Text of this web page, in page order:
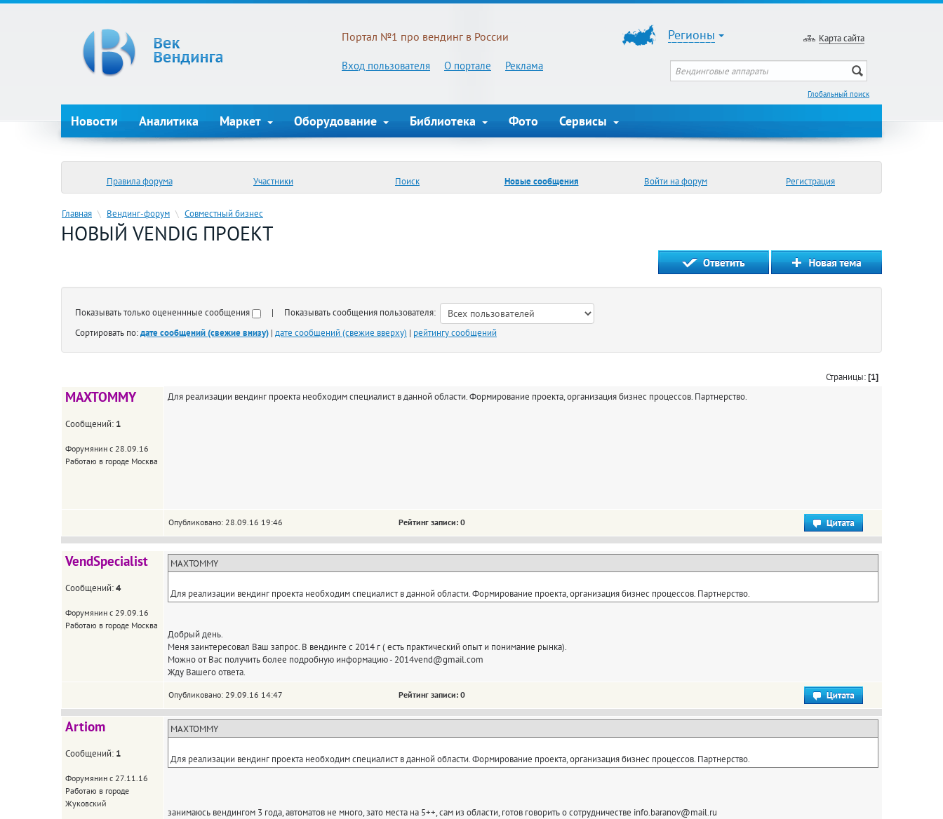
Портал №1 про вендинг в России
Вход пользователя О портале Реклама
Регионы Карта сайта
Глобальный поиск
Новости Аналитика Маркет Оборудование Библиотека Фото Сервисы
Правила форума Участники Поиск Новые сообщения Войти на форум Регистрация
Главная \ Вендинг-форум \ Совместный бизнес
НОВЫЙ VENDIG ПРОЕКТ
Показывать только оцененнные сообщения
| Показывать сообщения пользователя:
Сортировать по:дате сообщений (свежие внизу) | дате сообщений (свежие вверху) | рейтингу сообщений
Страницы:[1]
MAXTOMMY
Сообщений: 1
Форумянин с 28.09.16
Работаю в городе Москва
Для реализации вендинг проекта необходим специалист в данной области. Формирование проекта, организация бизнес процессов. Партнерство.
Опубликовано: 28.09.16 19:46 Рейтинг записи: 0
VendSpecialist
Сообщений:4
Форумянин с 29.09.16
Работаю в городе Москва
MAXTOMMY
Для реализации вендинг проекта необходим специалист в данной области. Формирование проекта, организация бизнес процессов. Партнерство.
Добрый день.
Меня заинтересовал Ваш запрос. В вендинге с 2014 г ( есть практический опыт и понимание рынка).
Можно от Вас получить более подробную информацию - 2014vend@gmail.com
Жду Вашего ответа.
Опубликовано: 29.09.16 14:47 Рейтинг записи: 0
Artiom
Сообщений: 1
Форумянин с 27.11.16
Работаю в городе
Жуковский
MAXTOMMY
Для реализации вендинг проекта необходим специалист в данной области. Формирование проекта, организация бизнес процессов. Партнерство.
занимаюсь вендингом 3 года, автоматов не много, зато места на 5++, сам из области, готов говорить о сотрудничестве info.baranov@mail.ru